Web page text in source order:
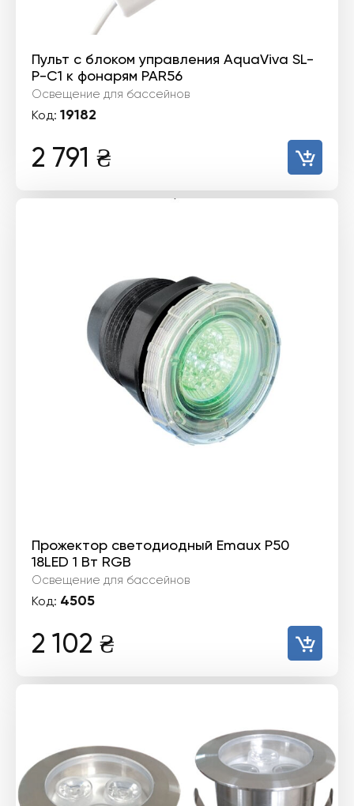
Пульт с блоком управления AquaViva SL-
P-C1 к фонарям PAR56
Освещение для бассейнов
Код: 19182
2 791 ₴
Прожектор светодиодный Emaux P50
18LED 1 Вт RGB
Освещение для бассейнов
Код: 4505
2 102 ₴